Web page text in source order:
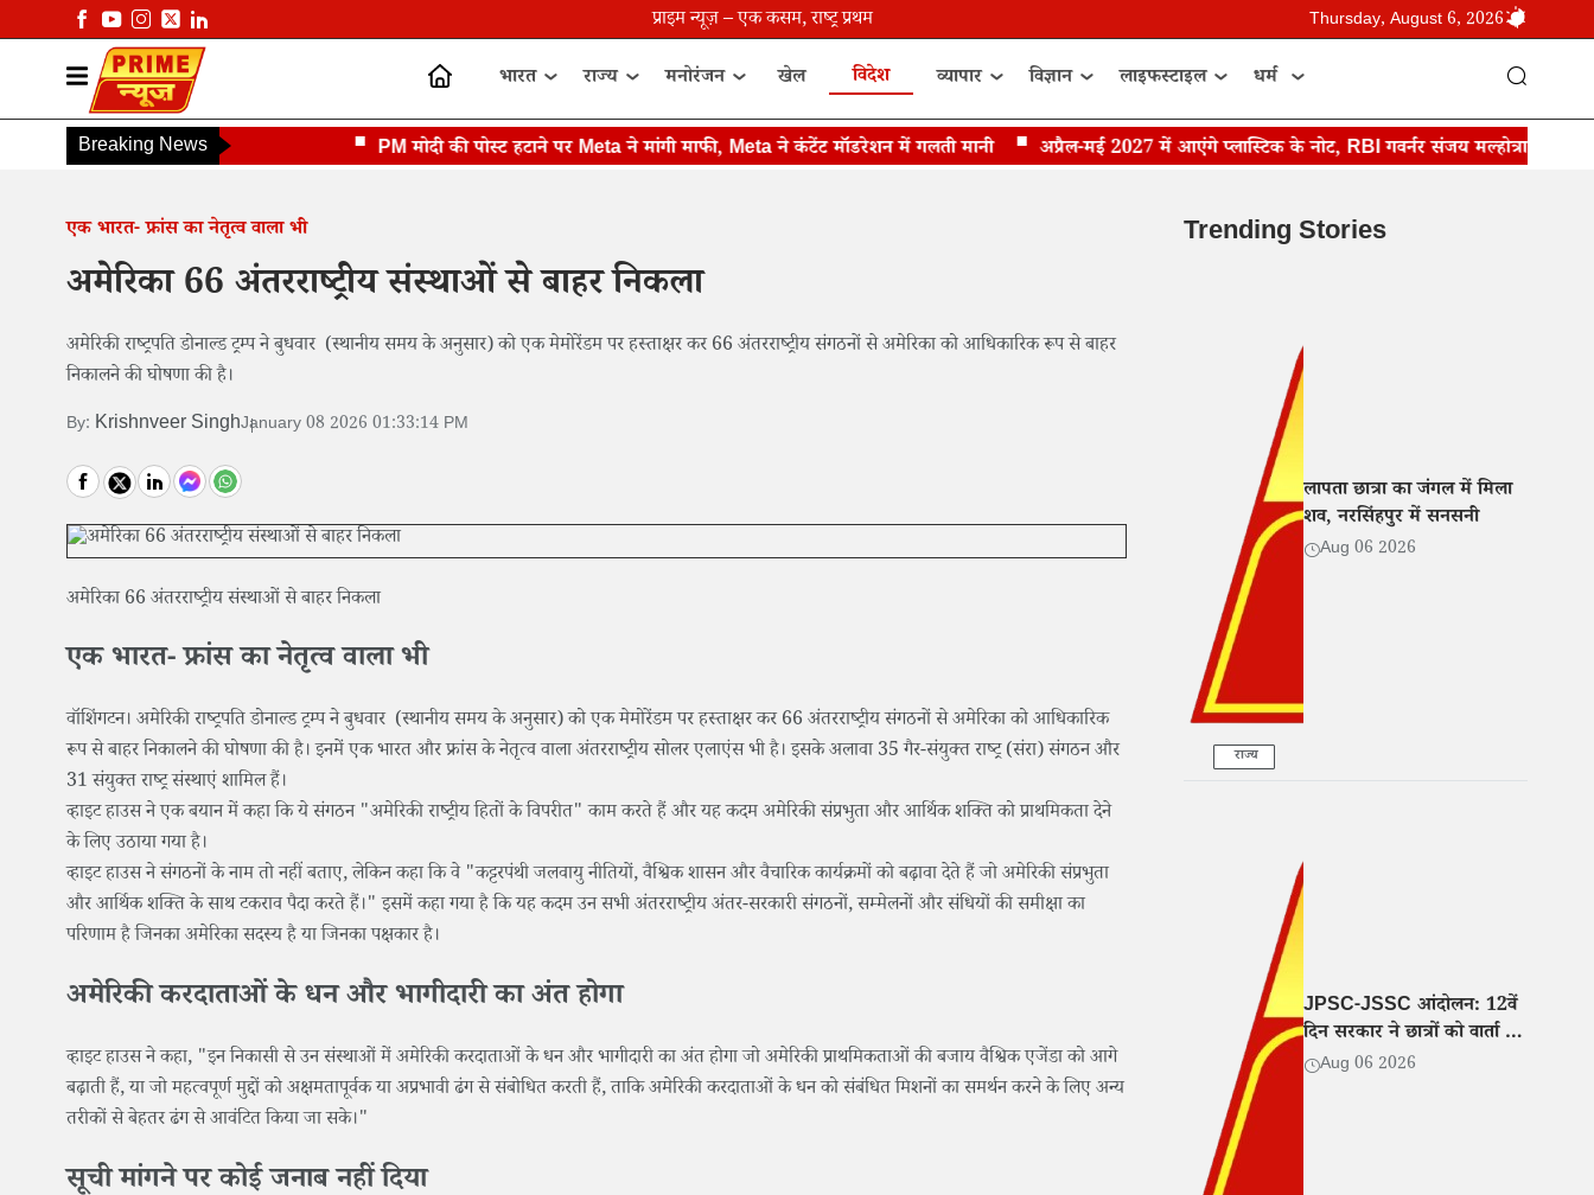
प्राइम न्यूज़ – एक कसम, राष्ट्र प्रथम Thursday, August 6, 2026
भारत राज्य मनोरंजन खेल विदेश व्यापार विज्ञान लाइफस्टाइल धर्म
Breaking News PM मोदी की पोस्ट हटाने पर Meta ने मांगी माफी, Meta ने कंटेंट मॉडरेशन में गलती मानी अप्रैल-मई 2027 में आएंगे प्लास्टिक के नोट, RBI गवर्नर संजय मल्होत्रा ने किया
एक भारत- फ्रांस का नेतृत्व वाला भी
अमेरिका 66 अंतरराष्ट्रीय संस्थाओं से बाहर निकला
अमेरिकी राष्ट्रपति डोनाल्ड ट्रम्प ने बुधवार (स्थानीय समय के अनुसार) को एक मेमोरेंडम पर हस्ताक्षर कर 66 अंतरराष्ट्रीय संगठनों से अमेरिका को आधिकारिक रूप से बाहर
निकालने की घोषणा की है।
By: Krishnveer SinghJanuary 08 2026 01:33:14 PM
अमेरिका 66 अंतरराष्ट्रीय संस्थाओं से बाहर निकला
एक भारत- फ्रांस का नेतृत्व वाला भी
वॉशिंगटन। अमेरिकी राष्ट्रपति डोनाल्ड ट्रम्प ने बुधवार (स्थानीय समय के अनुसार) को एक मेमोरेंडम पर हस्ताक्षर कर 66 अंतरराष्ट्रीय संगठनों से अमेरिका को आधिकारिक
रूप से बाहर निकालने की घोषणा की है। इनमें एक भारत और फ्रांस के नेतृत्व वाला अंतरराष्ट्रीय सोलर एलाएंस भी है। इसके अलावा 35 गैर-संयुक्त राष्ट्र (संरा) संगठन और
31 संयुक्त राष्ट्र संस्थाएं शामिल हैं।
व्हाइट हाउस ने एक बयान में कहा कि ये संगठन "अमेरिकी राष्ट्रीय हितों के विपरीत" काम करते हैं और यह कदम अमेरिकी संप्रभुता और आर्थिक शक्ति को प्राथमिकता देने
के लिए उठाया गया है।
व्हाइट हाउस ने संगठनों के नाम तो नहीं बताए, लेकिन कहा कि वे "कट्टरपंथी जलवायु नीतियों, वैश्विक शासन और वैचारिक कार्यक्रमों को बढ़ावा देते हैं जो अमेरिकी संप्रभुता
और आर्थिक शक्ति के साथ टकराव पैदा करते हैं।" इसमें कहा गया है कि यह कदम उन सभी अंतरराष्ट्रीय अंतर-सरकारी संगठनों, सम्मेलनों और संधियों की समीक्षा का
परिणाम है जिनका अमेरिका सदस्य है या जिनका पक्षकार है।
अमेरिकी करदाताओं के धन और भागीदारी का अंत होगा
व्हाइट हाउस ने कहा, "इन निकासी से उन संस्थाओं में अमेरिकी करदाताओं के धन और भागीदारी का अंत होगा जो अमेरिकी प्राथमिकताओं की बजाय वैश्विक एजेंडा को आगे
बढ़ाती हैं, या जो महत्वपूर्ण मुद्दों को अक्षमतापूर्वक या अप्रभावी ढंग से संबोधित करती हैं, ताकि अमेरिकी करदाताओं के धन को संबंधित मिशनों का समर्थन करने के लिए अन्य
तरीकों से बेहतर ढंग से आवंटित किया जा सके।"
सूची मांगने पर कोई जनाब नहीं दिया
Trending Stories
राज्य
लापता छात्रा का जंगल में मिला
शव, नरसिंहपुर में सनसनी
Aug 06 2026
JPSC-JSSC आंदोलन: 12वें
दिन सरकार ने छात्रों को वार्ता के
लिए बुलाया
Aug 06 2026